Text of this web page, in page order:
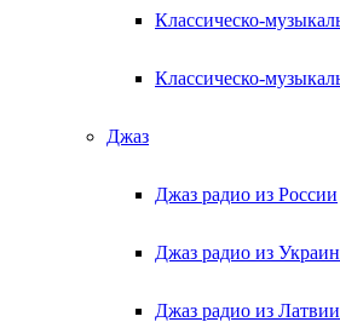
Классическо-
Классическо-
Джаз
Джаз радио из России
Джаз радио из
Джаз радио из Латвии